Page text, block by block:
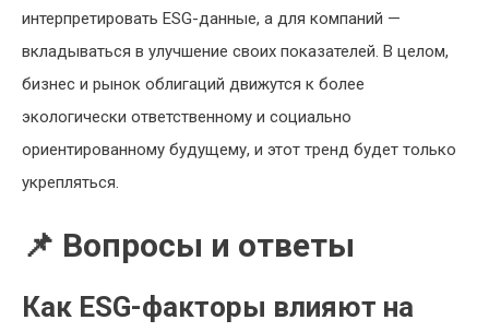
интерпретировать ESG-данные, а для компаний —
вкладываться в улучшение своих показателей. В целом,
бизнес и рынок облигаций движутся к более
экологически ответственному и социально
ориентированному будущему, и этот тренд будет только
укрепляться.
📌 Вопросы и ответы
Как ESG-факторы влияют на